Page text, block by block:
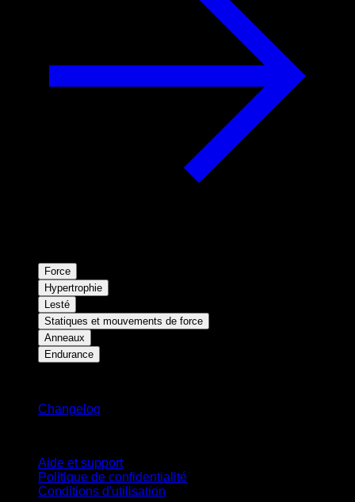
Force
Hypertrophie
Lesté
Statiques et mouvements de force
Anneaux
Endurance
Changelog
Aide et support
Politique de confidentialité
Conditions d'utilisation